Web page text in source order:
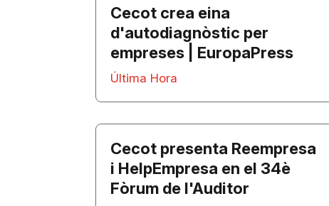
Cecot crea eina
d'autodiagnòstic per
empreses | EuropaPress
Última Hora
Cecot presenta Reempresa
i HelpEmpresa en el 34è
Fòrum de l'Auditor